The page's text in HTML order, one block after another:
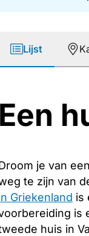
Lijst
Een
je van
te zijn van
Griekenland is
is
huis in